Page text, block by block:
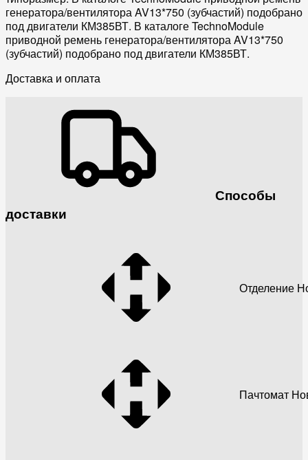
генератора/вентилятора AV13*750 (зубчастий) подобрано
под двигатели КМ385ВТ. В каталоге TechnoModule
приводной ремень генератора/вентилятора AV13*750
(зубчастий) подобрано под двигатели КМ385ВТ.
Доставка и оплата
Способы
доставки
Отделение
Пачтомат